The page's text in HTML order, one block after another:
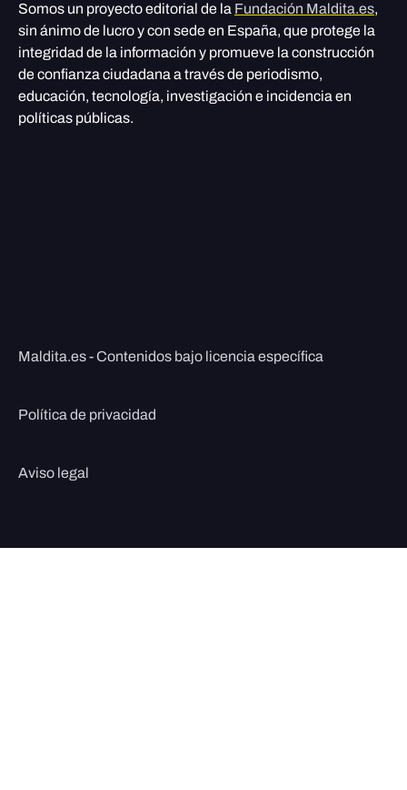
Somos un proyecto editorial de la Fundación Maldita.es,
sin ánimo de lucro y con sede en España, que protege la
integridad de la información y promueve la construcción
de confianza ciudadana a través de periodismo,
educación, tecnología, investigación e incidencia en
políticas públicas.
Maldita.es - Contenidos bajo licencia específica
Política de privacidad
Aviso legal